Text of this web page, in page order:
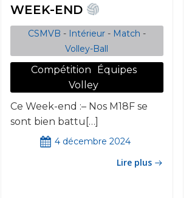
WEEK-END
CSMVB - Intérieur - Match -
Volley-Ball
Compétition
Équipes
Volley
Ce Week-end :– Nos M18F se
sont bien battu[…]
4 décembre 2024
Lire plus